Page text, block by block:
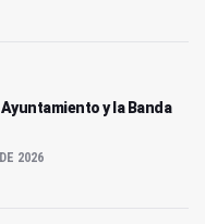
y la Banda
2026